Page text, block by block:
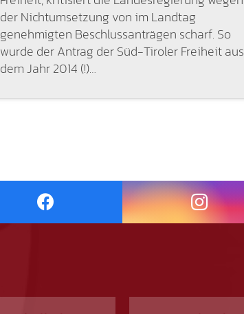
der Nichtumsetzung von im Landtag
genehmigten Beschlussanträgen scharf. So
wurde der Antrag der Süd-Tiroler Freiheit aus
dem Jahr 2014 (!)…